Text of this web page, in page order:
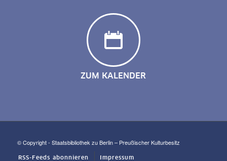
ZUM KALENDER
© Copyright - Staatsbibliothek zu Berlin – Preußischer Kulturbesitz
RSS-Feeds abonnieren Impressum